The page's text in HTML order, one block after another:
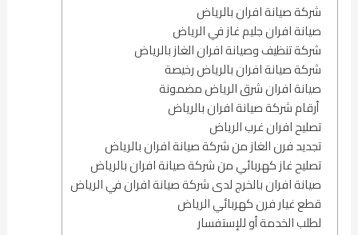
شركة صيانة افران بالرياض
صيانة افران جليم غاز في الرياض
شركة تنظيف وصيانة افران الغاز بالرياض
شركة صيانة افران بالرياض رخيصة
صيانة افران شرق الرياض مضمونة
أرقام شركة صيانة افران بالرياض
تصليح افران غرب الرياض
تجديد فرن الغاز من شركة صيانة افران بالرياض
تصليح غاز كهربائي من شركة صيانة افران بالرياض
صيانة افران بالخرج لدى شركة صيانة افران في الرياض
قطع غيار فرن كهربائي الرياض
لطلب الخدمة أو للإستفسار